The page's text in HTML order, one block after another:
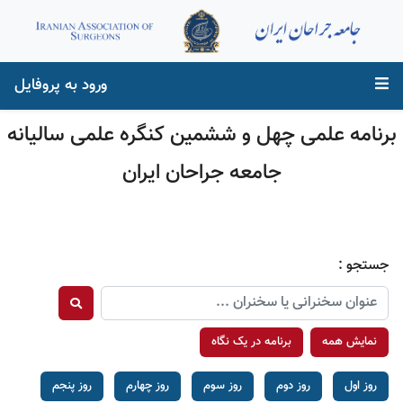
ورود به پروفایل
برنامه علمی چهل و ششمین کنگره علمی سالیانه
جامعه جراحان ایران
جستجو :
نمایش همه برنامه در یک نگاه
روز اول روز دوم روز سوم روز چهارم روز پنجم